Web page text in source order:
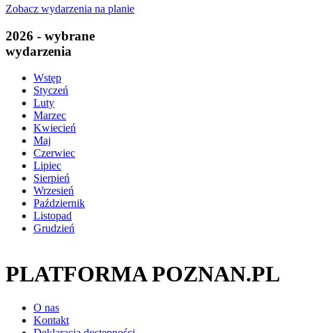
Zobacz wydarzenia na planie
2026 - wybrane
wydarzenia
Wstęp
Styczeń
Luty
Marzec
Kwiecień
Maj
Czerwiec
Lipiec
Sierpień
Wrzesień
Październik
Listopad
Grudzień
PLATFORMA POZNAN.PL
O nas
Kontakt